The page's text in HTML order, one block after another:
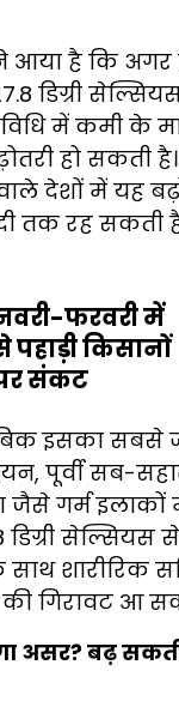
है कि अगर
डिग्री
में कमी के
हो सकती
देशों में यह
तक रह सकती
फरवरी में
किसानों
संकट
इसका सबसे
पूर्वी सब-
जैसे गर्म
डिग्री
शारीरिक
गिरावट आ
असर? बढ़